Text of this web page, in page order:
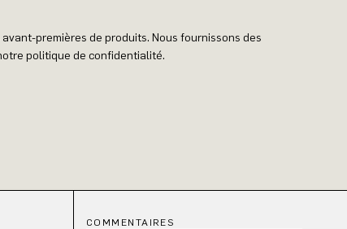
premières de produits. Nous fournissons des
politique de confidentialité.
COMMENTAIRES